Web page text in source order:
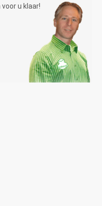
u klaar!